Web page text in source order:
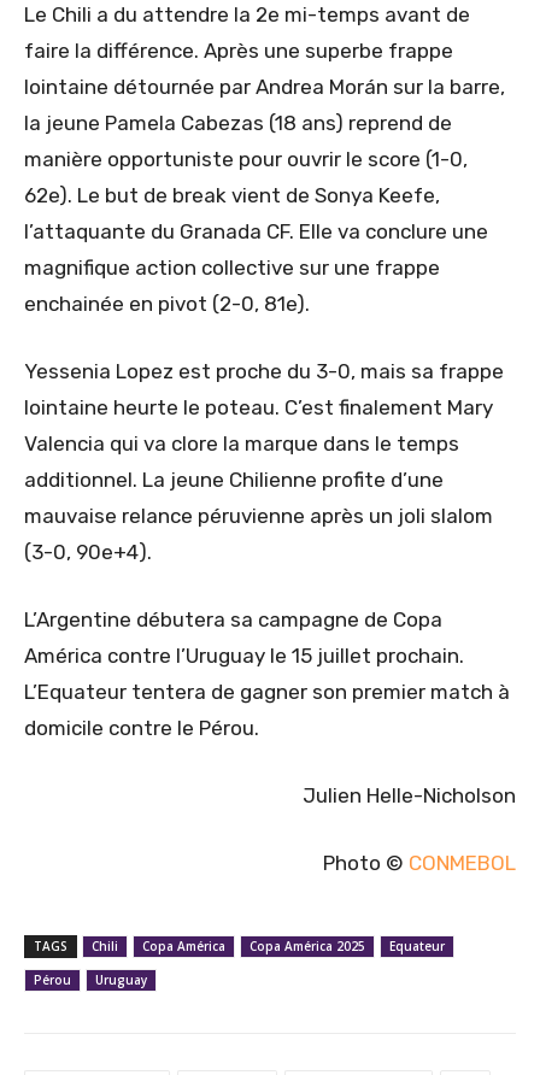
Le Chili a du attendre la 2e mi-temps avant de
faire la différence. Après une superbe frappe
lointaine détournée par Andrea Morán sur la barre,
la jeune Pamela Cabezas (18 ans) reprend de
manière opportuniste pour ouvrir le score (1-0,
62e). Le but de break vient de Sonya Keefe,
l’attaquante du Granada CF. Elle va conclure une
magnifique action collective sur une frappe
enchainée en pivot (2-0, 81e).
Yessenia Lopez est proche du 3-0, mais sa frappe
lointaine heurte le poteau. C’est finalement Mary
Valencia qui va clore la marque dans le temps
additionnel. La jeune Chilienne profite d’une
mauvaise relance péruvienne après un joli slalom
(3-0, 90e+4).
L’Argentine débutera sa campagne de Copa
América contre l’Uruguay le 15 juillet prochain.
L’Equateur tentera de gagner son premier match à
domicile contre le Pérou.
Julien Helle-Nicholson
Photo © CONMEBOL
TAGS Chili Copa América Copa América 2025
Equateur
Pérou
Uruguay